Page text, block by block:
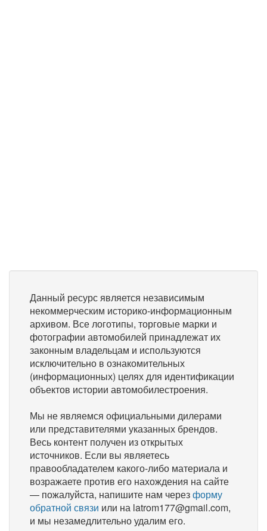
Данный ресурс является независимым
некоммерческим историко-информационным
архивом. Все логотипы, торговые марки и
фотографии автомобилей принадлежат их
законным владельцам и используются
исключительно в ознакомительных
(информационных) целях для идентификации
объектов истории автомобилестроения.
Мы не являемся официальными дилерами
или представителями указанных брендов.
Весь контент получен из открытых
источников. Если вы являетесь
правообладателем какого-либо материала и
возражаете против его нахождения на сайте
— пожалуйста, напишите нам черезформу
обратной связи или на latrom177@gmail.com,
и мы незамедлительно удалим его.